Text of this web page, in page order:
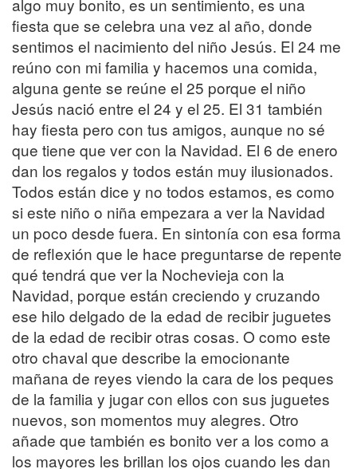
fiesta que se celebra una vez al año, donde
sentimos el nacimiento del niño Jesús. El 24 me
reúno con mi familia y hacemos una comida,
alguna gente se reúne el 25 porque el niño
Jesús nació entre el 24 y el 25. El 31 también
hay fiesta pero con tus amigos, aunque no sé
que tiene que ver con la Navidad. El 6 de enero
dan los regalos y todos están muy ilusionados.
Todos están dice y no todos estamos, es como
si este niño o niña empezara a ver la Navidad
un poco desde fuera. En sintonía con esa forma
de reflexión que le hace preguntarse de repente
qué tendrá que ver la Nochevieja con la
Navidad, porque están creciendo y cruzando
ese hilo delgado de la edad de recibir juguetes
de la edad de recibir otras cosas. O como este
otro chaval que describe la emocionante
mañana de reyes viendo la cara de los peques
de la familia y jugar con ellos con sus juguetes
nuevos, son momentos muy alegres. Otro
añade que también es bonito ver a los como a
los mayores les brillan los ojos cuando les dan